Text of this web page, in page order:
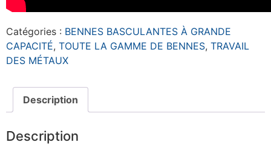
Catégories : BENNES BASCULANTES À GRANDE
CAPACITÉ, TOUTE LA GAMME DE BENNES, TRAVAIL
DES MÉTAUX
Description
Description